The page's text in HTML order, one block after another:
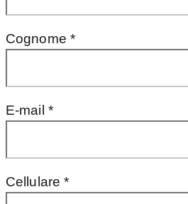
Cognome *
E-mail *
Cellulare *